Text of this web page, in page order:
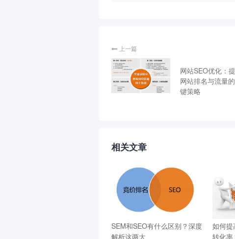
上一篇
网站SEO优化：
网站排名与流量
键策略
相关文章
SEM和SEO有什么区别？深度
解析这两大
如何
转化率